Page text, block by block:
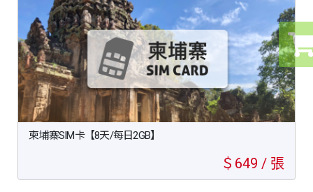
柬埔寨SIM卡【8天/每日2GB】
＄649 / 張